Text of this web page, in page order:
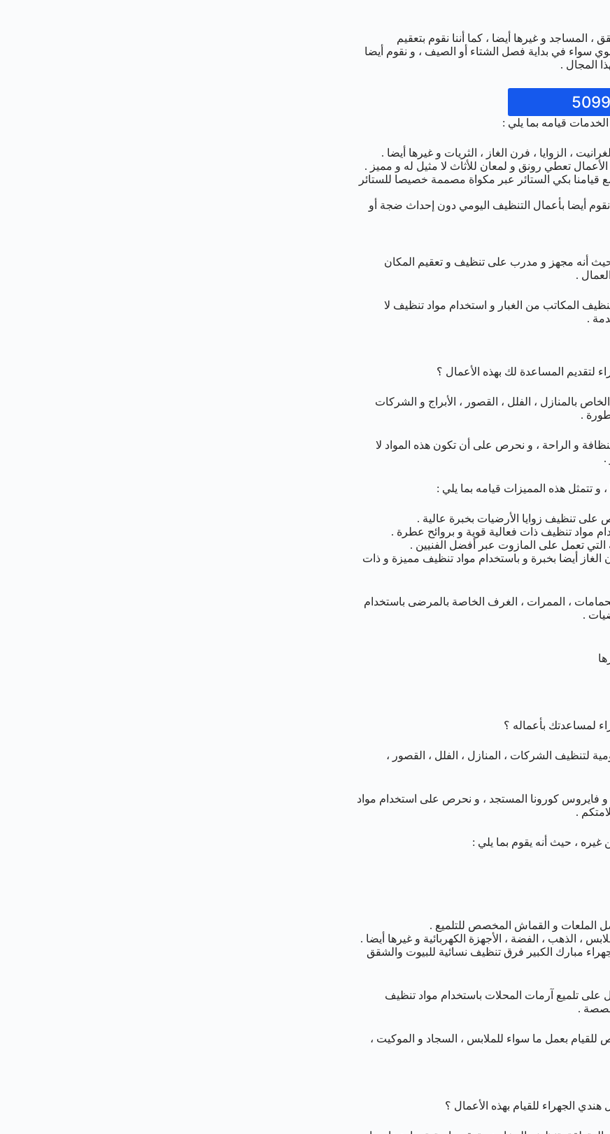
المساجد و غيرها أيضا ، كما أننا نقوم بتعقيم
سواء في بداية فصل الشتاء أو الصيف ، و نقوم أيضا
المجال .
قيامه بما يلي :
، الزوايا ، فرن الغاز ، الثريات و غيرها أيضا .
تعطي رونق و لمعان للأثاث لا مثيل له و مميز .
قيامنا بكي الستائر عبر مكواة مصممة خصيصا للستائر
أيضا بأعمال التنظيف اليومي دون إحداث ضجة أو
حيث أنه مجهز و مدرب على تنظيف و تعقيم المكان
.
المكاتب من الغبار و استخدام مواد تنظيف لا
.
المساعدة لك بهذه الأعمال ؟
بالمنازل ، الفلل ، القصور ، الأبراج و الشركات
.
و الراحة ، و نحرص على أن تكون هذه المواد لا
.
و تتمثل هذه المميزات قيامه بما يلي :
على تنظيف زوايا الأرضيات بخبرة عالية .
مواد تنظيف ذات فعالية قوية و بروائح عطرة .
تعمل على المازوت عبر أفضل الفنيين .
الغاز أيضا بخبرة و باستخدام مواد تنظيف مميزة و ذات
، الممرات ، الغرف الخاصة بالمرضى باستخدام
لمساعدتك بأعماله ؟
لتنظيف الشركات ، المنازل ، الفلل ، القصور ،
و فايروس كورونا المستجد ، و نحرص على استخدام مواد
.
غيره ، حيث أنه يقوم بما يلي :
الملعات و القماش المخصص للتلميع .
، الذهب ، الفضة ، الأجهزة الكهربائية و غيرها أيضا .
مبارك الكبير فرق تنظيف نسائية للبيوت والشقق
على تلميع آرمات المحلات باستخدام مواد تنظيف
.
بعمل ما سواء للملابس ، السجاد و الموكيت ،
الجهراء للقيام بهذه الأعمال ؟